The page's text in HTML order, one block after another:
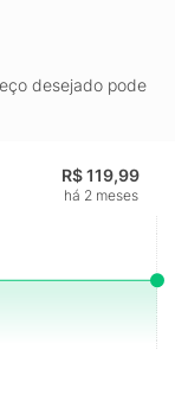
desejado pode
R$ 119,99
há 2 meses